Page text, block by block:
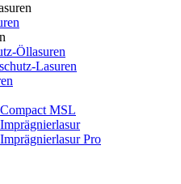
Öllasuren
Lasuren
MSL
Pro